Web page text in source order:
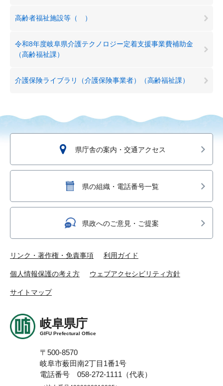
高齢者福祉施設等（ ）
令和8年度岐阜県介護テクノロジー定着支援事業費補助金
（高齢福祉課）
介護保険ライブラリ（介護保険事業者）（高齢福祉課）
県庁舎の案内・交通アクセス
県の組織・電話番号一覧
県政へのご意見・ご提案
リンク・著作権・免責事項 利用ガイド
個人情報保護の考え方 ウェブアクセシビリティ方針
サイトマップ
岐阜県庁
GIFU Prefectural Office
〒500-8570
岐阜市薮田南2丁目1番1号
電話番号 058-272-1111（代表）